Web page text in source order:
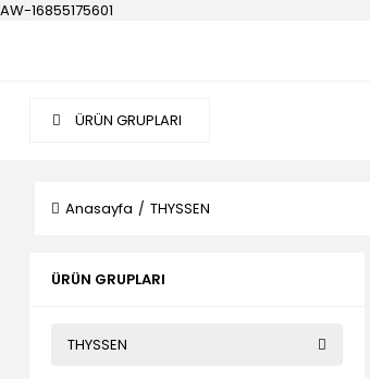
AW-16855175601
ÜRÜN GRUPLARI
Anasayfa THYSSEN
ÜRÜN GRUPLARI
THYSSEN